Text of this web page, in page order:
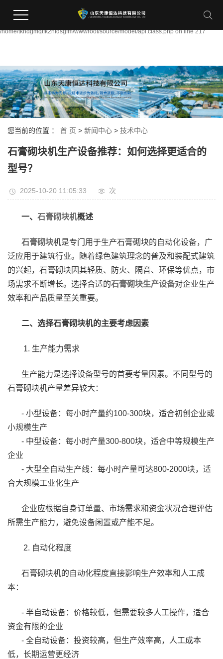
file_put_contents(/home/tkhdgmqtfk2hidsgfm/wwwroot/source/cache/
/home/tkhdgmqtfk2hidsgfm/wwwroot/source/model/api.class.php on line 217
您当前的位置 ： 首 页 > 新闻中心 > 技术中心
石膏砌块机生产设备推荐：如何选择更适合的
型号？
2025-10-20 11:05:33 次
一、 石膏砌块机概述
石膏砌块机是专门用于生产石膏砌块的自动化设备，广
泛应用于建筑行业。随着绿色建筑理念的普及和装配式建筑
的兴起，石膏砌块因其轻质、防火、隔音、环保等优点，市
场需求不断增长。选择合适的石膏砌块生产设备对企业生产
效率和产品质量至关重要。
二、选择石膏砌块机的主要考虑因素
1. 生产能力需求
生产能力是选择设备型号的首要考量因素。不同型号的
石膏砌块机产量差异较大：
- 小型设备：每小时产量约100-300块，适合初创企业或
小规模生产
- 中型设备：每小时产量300-800块，适合中等规模生产
企业
- 大型全自动生产线：每小时产量可达800-2000块，适
合大规模工业化生产
企业应根据自身订单量、市场需求和资金状况合理评估
所需生产能力，避免设备闲置或产能不足。
2. 自动化程度
石膏砌块机的自动化程度直接影响生产效率和人工成
本：
- 半自动设备：价格较低，但需要较多人工操作，适合
资金有限的企业
- 全自动设备：投资较高，但生产效率高，人工成本
低，长期运营更经济